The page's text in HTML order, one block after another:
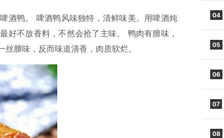
酒鸭。 啤酒鸭风味独特，清鲜味美。用啤酒炖
好不放香料，不然会抢了主味。 鸭肉有膻味，
膻味，反而味道清香，肉质软烂。
04
05
06
07
08